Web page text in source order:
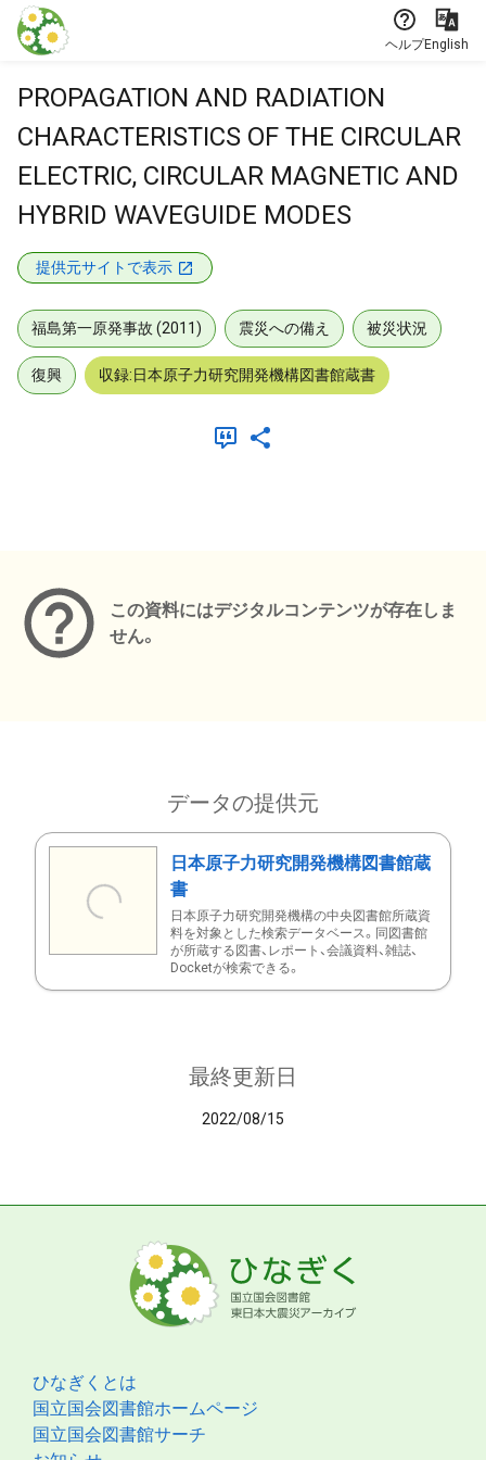
本文に飛ぶ
ヘルプEnglish
PROPAGATION AND RADIATION
CHARACTERISTICS OF THE CIRCULAR
ELECTRIC, CIRCULAR MAGNETIC AND
HYBRID WAVEGUIDE MODES
提供元サイトで表示
福島第一原発事故 (2011) 震災への備え 被災状況
復興 収録:日本原子力研究開発機構図書館蔵書
この資料にはデジタルコンテンツが存在しま
せん。
データの提供元
日本原子力研究開発機構図書館蔵
書
日本原子力研究開発機構の中央図書館所蔵資
料を対象とした検索データベース。同図書館
が所蔵する図書、レポート、会議資料、雑誌、
Docketが検索できる。
最終更新日
2022/08/15
ひなぎくとは
国立国会図書館ホームページ
国立国会図書館サーチ